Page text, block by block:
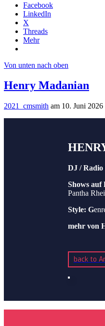
Facebook
LinkedIn
X
Threads
Mehr
Von unten nach oben
Henry Madanian
2021_cmsmith am 10. Juni 2026
DJ / Radio
Shows auf
Pantha
Style: G
mehr von
back to